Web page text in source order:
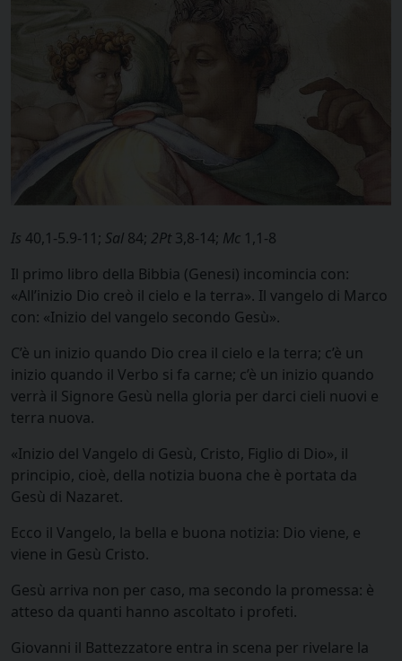
Is 40,1-5.9-11; Sal 84; 2Pt3,8-14; Mc 1,1-8
Il primo libro della Bibbia (Genesi) incomincia con:
«All’inizio Dio creò il cielo e la terra». Il vangelo di Marco
con: «Inizio del vangelo secondo Gesù».
C’è un inizio quando Dio crea il cielo e la terra; c’è un
inizio quando il Verbo si fa carne; c’è un inizio quando
verrà il Signore Gesù nella gloria per darci cieli nuovi e
terra nuova.
«Inizio del Vangelo di Gesù, Cristo, Figlio di Dio», il
principio, cioè, della notizia buona che è portata da
Gesù di Nazaret.
Ecco il Vangelo, la bella e buona notizia: Dio viene, e
viene in Gesù Cristo.
Gesù arriva non per caso, ma secondo la promessa: è
atteso da quanti hanno ascoltato i profeti.
Giovanni il Battezzatore entra in scena per rivelare la